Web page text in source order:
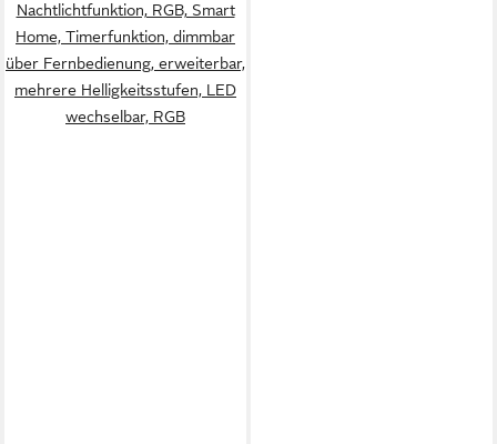
Nachtlichtfunktion, RGB, Smart
Home, Timerfunktion, dimmbar
über Fernbedienung, erweiterbar,
mehrere Helligkeitsstufen, LED
wechselbar, RGB